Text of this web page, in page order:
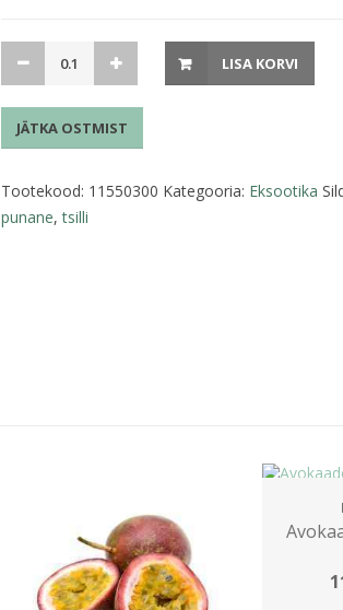
punane
kogus
LISA KORVI
JÄTKA OSTMIST
Tootekood: 11550300 Kategooria: Eksootika
punane,tsilli